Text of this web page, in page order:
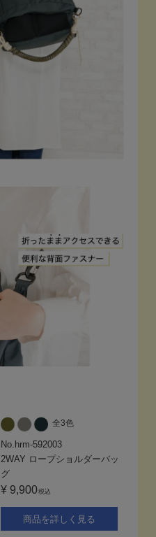
全3色
No.hrm-592003
2WAY ロープショルダーバッ
グ
¥ 9,900税込
商品を詳しく見る